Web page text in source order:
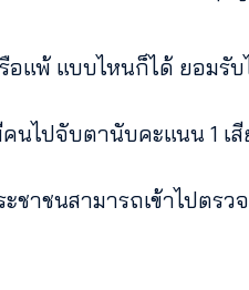
แพ้ แบบไหนก็ได้ ยอมรั
ไปจับตานับคะแนน 1 เสี
าชนสามารถเข้าไปตรว